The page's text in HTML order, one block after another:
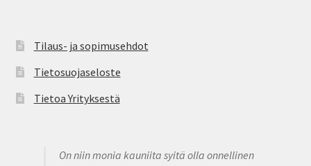
Tilaus- ja sopimusehdot
Tietosuojaseloste
Tietoa Yrityksestä
On niin monia kauniita syitä olla onnellinen